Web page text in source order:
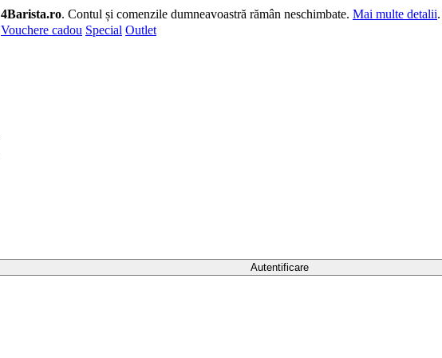
4Barista.ro. Contul și comenzile dumneavoastră rămân neschimbate. Mai multe detalii
Vouchere cadou Special Outlet
Autentificare